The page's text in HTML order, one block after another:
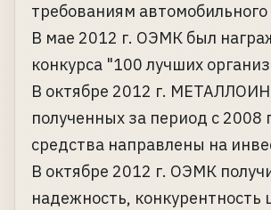
требованиям
В мае 2012 г. ОЭМК был
конкурса "100 лучших
В октябре 2012 г.
полученных за период с
средства направлены на
В октябре 2012 г. ОЭМК
надежность, конкурентность